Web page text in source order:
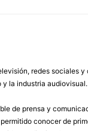
redes sociales
la industria audiovisual.
de prensa y
conocer de